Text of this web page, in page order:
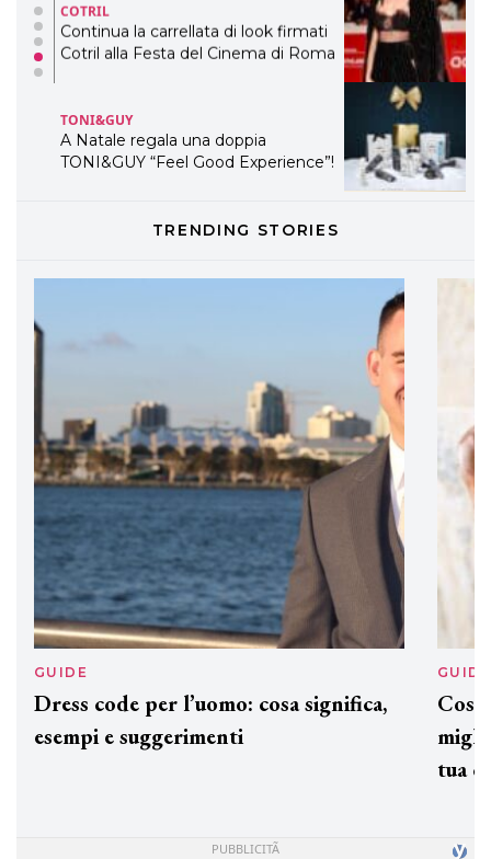
COTRIL
Continua la carrellata di look firmati
Cotril alla Festa del Cinema di Roma
TONI&GUY
A Natale regala una doppia
TONI&GUY “Feel Good Experience”!
LABEL.M lancia la sua innovativa ed
professionali
TRENDING STORIES
GUIDE
Dress code per l’uomo: cosa significa,
esempi e suggerimenti
GUIDE
tua